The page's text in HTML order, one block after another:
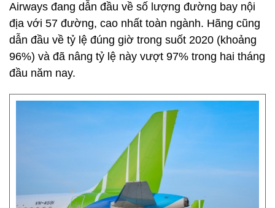
Airways đang dẫn đầu về số lượng đường bay nội
địa với 57 đường, cao nhất toàn ngành. Hãng cũng
dẫn đầu về tỷ lệ đúng giờ trong suốt 2020 (khoảng
96%) và đã nâng tỷ lệ này vượt 97% trong hai tháng
đầu năm nay.